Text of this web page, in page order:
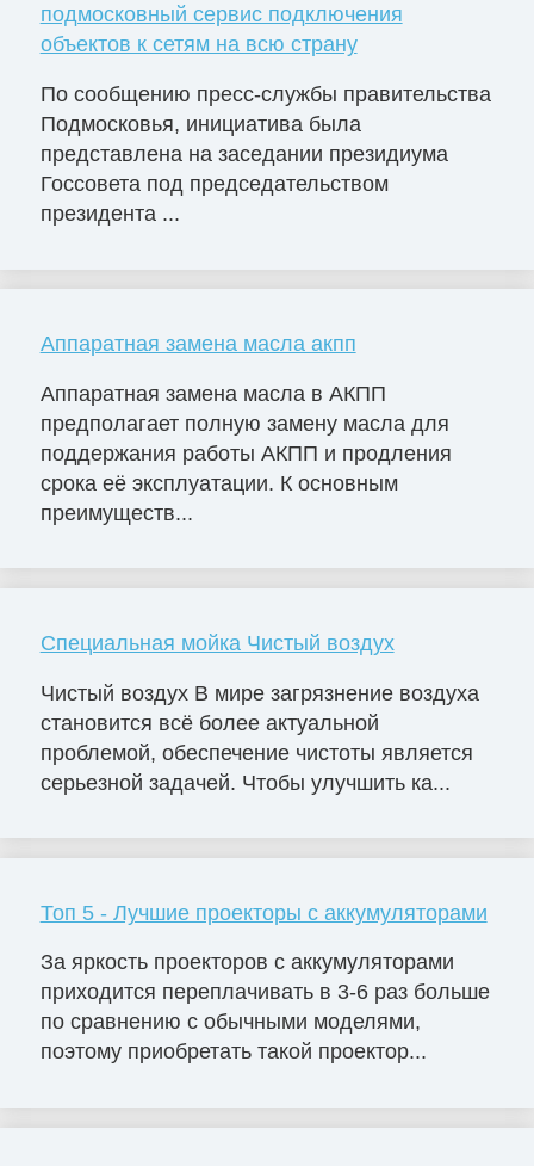
подмосковный сервис подключения
объектов к сетям на всю страну
По сообщению пресс-службы правительства
Подмосковья, инициатива была
представлена на заседании президиума
Госсовета под председательством
президента ...
Аппаратная замена масла акпп
Аппаратная замена масла в АКПП
предполагает полную замену масла для
поддержания работы АКПП и продления
срока её эксплуатации. К основным
преимуществ...
Специальная мойка Чистый воздух
Чистый воздух В мире загрязнение воздуха
становится всё более актуальной
проблемой, обеспечение чистоты является
серьезной задачей. Чтобы улучшить ка...
Топ 5 - Лучшие проекторы с аккумуляторами
За яркость проекторов с аккумуляторами
приходится переплачивать в 3-6 раз больше
по сравнению с обычными моделями,
поэтому приобретать такой проектор...